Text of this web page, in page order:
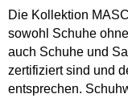
Die Kollektion
sowohl Schuhe
auch Schuhe und
zertifiziert sind und
entsprechen.